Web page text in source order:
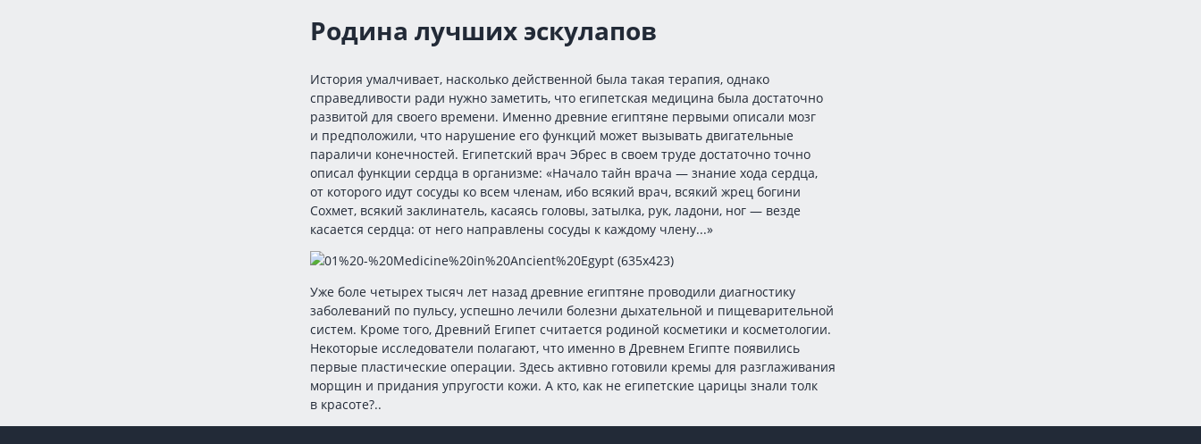
Родина лучших эскулапов
История умалчивает, насколько действенной была такая терапия, однако
справедливости ради нужно заметить, что египетская медицина была достаточно
развитой для своего времени. Именно древние египтяне первыми описали мозг
и предположили, что нарушение его функций может вызывать двигательные
параличи конечностей. Египетский врач Эбрес в своем труде достаточно точно
описал функции сердца в организме: «Начало тайн врача — знание хода сердца,
от которого идут сосуды ко всем членам, ибо всякий врач, всякий жрец богини
Сохмет, всякий заклинатель, касаясь головы, затылка, рук, ладони, ног — везде
касается сердца: от него направлены сосуды к каждому члену...»
Уже боле четырех тысяч лет назад древние египтяне проводили диагностику
заболеваний по пульсу, успешно лечили болезни дыхательной и пищеварительной
систем. Кроме того, Древний Египет считается родиной косметики и косметологии.
Некоторые исследователи полагают, что именно в Древнем Египте появились
первые пластические операции. Здесь активно готовили кремы для разглаживания
морщин и придания упругости кожи. А кто, как не египетские царицы знали толк
в красоте?..